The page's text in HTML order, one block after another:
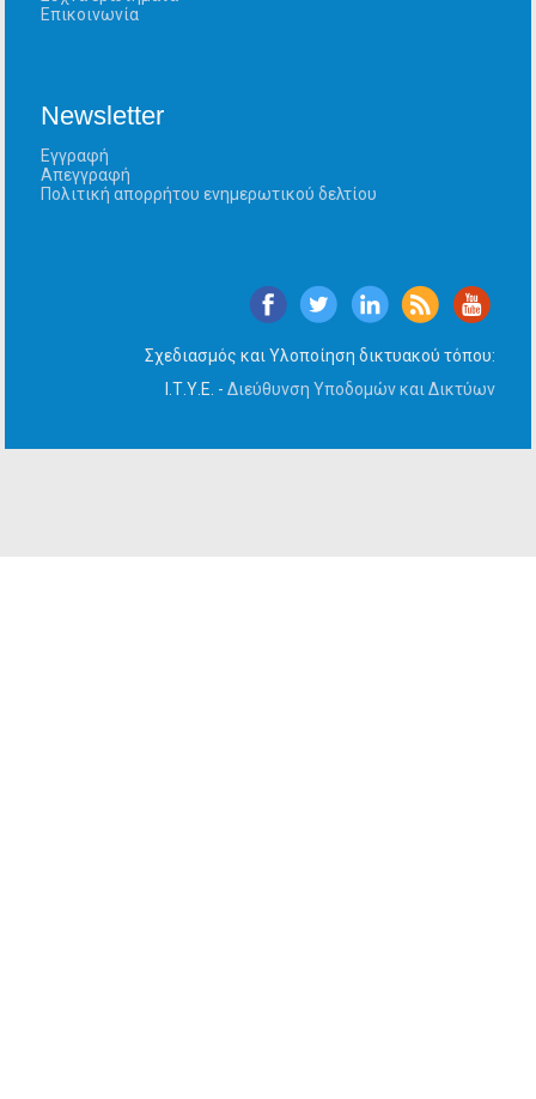
Επικοινωνία
Newsletter
Εγγραφή
Απεγγραφή
Πολιτική απορρήτου ενημερωτικού δελτίου
Σχεδιασμός και Υλοποίηση δικτυακού τόπου:
Ι.Τ.Υ.Ε. - Διεύθυνση Υποδομών και Δικτύων